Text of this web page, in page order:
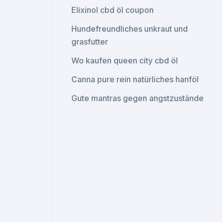
Elixinol cbd öl coupon
Hundefreundliches unkraut und
grasfutter
Wo kaufen queen city cbd öl
Canna pure rein natürliches hanföl
Gute mantras gegen angstzustände